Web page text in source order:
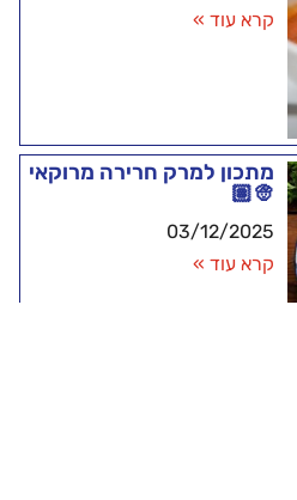
קרא עוד »
מתכון למרק חרירה מרוקאי
👳🏽
03/12/2025
קרא עוד »